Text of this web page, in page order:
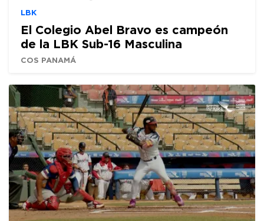
LBK
El Colegio Abel Bravo es campeón
de la LBK Sub-16 Masculina
COS PANAMÁ